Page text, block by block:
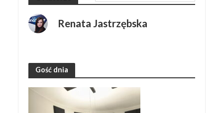
Renata Jastrzębska
Gość dnia